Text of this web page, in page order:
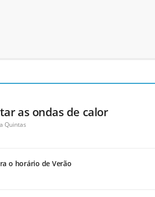
as ondas de calor
Quintas
o horário de Verão